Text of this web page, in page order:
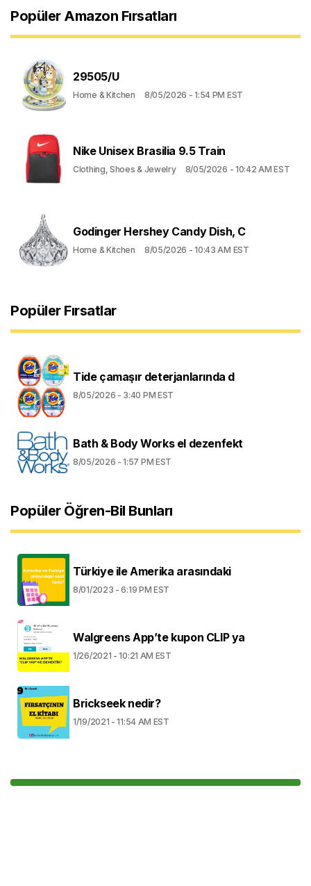
Popüler Amazon Fırsatları
29505/U
Home & Kitchen 8/05/2026 - 1:54 PM EST
Nike Unisex Brasilia 9.5 Train
Clothing, Shoes & Jewelry 8/05/2026 - 10:42 AM EST
Godinger Hershey Candy Dish, C
Home & Kitchen 8/05/2026 - 10:43 AM EST
Popüler Fırsatlar
Tide çamaşır deterjanlarında d
8/05/2026 - 3:40 PM EST
Bath & Body Works el dezenfekt
8/05/2026 - 1:57 PM EST
Popüler Öğren-Bil Bunları
Türkiye ile Amerika arasındaki
8/01/2023 - 6:19 PM EST
Walgreens App’te kupon CLIP ya
1/26/2021 - 10:21 AM EST
Brickseek nedir?
1/19/2021 - 11:54 AM EST